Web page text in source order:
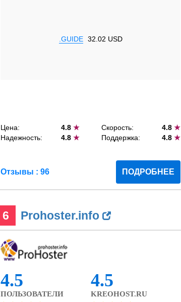
.GUIDE 32.02 USD
Цена: 4.8★ Скорость: 4.8 ★
Надежность:
4.8★ Поддержка: 4.8 ★
Отзывы : 96 ПОДРОБНЕЕ
6 Prohoster.info
4.5
ПОЛЬЗОВАТЕЛИ
4.5
KREOHOST.RU